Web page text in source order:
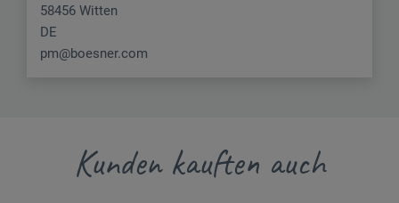
58456 Witten
DE
pm@boesner.com
Kunden kauften auch